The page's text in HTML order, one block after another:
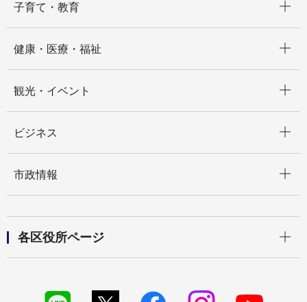
子育て・教育
健康・医療・福祉
観光・イベント
ビジネス
市政情報
各区役所ページ